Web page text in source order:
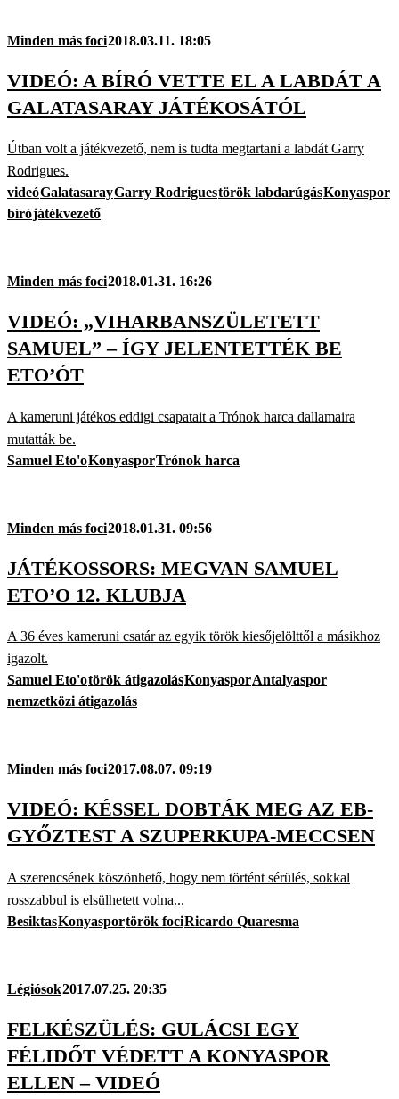
Minden más foci2018.03.11. 18:05
VIDEÓ: A BÍRÓ VETTE EL A LABDÁT A
GALATASARAY JÁTÉKOSÁTÓL
Útban volt a játékvezető, nem is tudta megtartani a labdát Garry
Rodrigues.
videóGalatasarayGarry Rodriguestörök labdarúgásKonyaspor
bírójátékvezető
Minden más foci2018.01.31. 16:26
VIDEÓ: „VIHARBANSZÜLETETT
SAMUEL” – ÍGY JELENTETTÉK BE
ETO’ÓT
A kameruni játékos eddigi csapatait a Trónok harca dallamaira
mutatták be.
Samuel Eto'oKonyasporTrónok harca
Minden más foci2018.01.31. 09:56
JÁTÉKOSSORS: MEGVAN SAMUEL
ETO’O 12. KLUBJA
A 36 éves kameruni csatár az egyik török kiesőjelölttől a másikhoz
igazolt.
Samuel Eto'otörök átigazolásKonyasporAntalyaspor
nemzetközi átigazolás
Minden más foci2017.08.07. 09:19
VIDEÓ: KÉSSEL DOBTÁK MEG AZ EB-
GYŐZTEST A SZUPERKUPA-MECCSEN
A szerencsének köszönhető, hogy nem történt sérülés, sokkal
rosszabbul is elsülhetett volna...
BesiktasKonyasportörök fociRicardo Quaresma
Légiósok2017.07.25. 20:35
FELKÉSZÜLÉS: GULÁCSI EGY
FÉLIDŐT VÉDETT A KONYASPOR
ELLEN – VIDEÓ